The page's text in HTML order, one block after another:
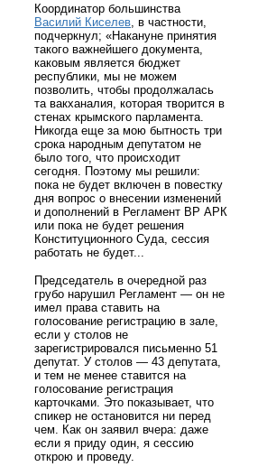
Координатор большинства
Василий Киселев , в частности,
подчеркнул; «Накануне принятия
такого важнейшего документа,
каковым является бюджет
республики, мы не можем
позволить, чтобы продолжалась
та вакханалия, которая творится в
стенах крымского парламента.
Никогда еще за мою бытность три
срока народным депутатом не
было того, что происходит
сегодня. Поэтому мы решили:
пока не будет включен в повестку
дня вопрос о внесении изменений
и дополнений в Регламент ВР АРК
или пока не будет решения
Конституционного Суда, сессия
работать не будет...
Председатель в очередной раз
грубо нарушил Регламент — он не
имел права ставить на
голосование регистрацию в зале,
если у столов не
зарегистрировался письменно 51
депутат. У столов — 43 депутата,
и тем не менее ставится на
голосование регистрация
карточками. Это показывает, что
спикер не остановится ни перед
чем. Как он заявил вчера: даже
если я приду один, я сессию
открою и проведу.